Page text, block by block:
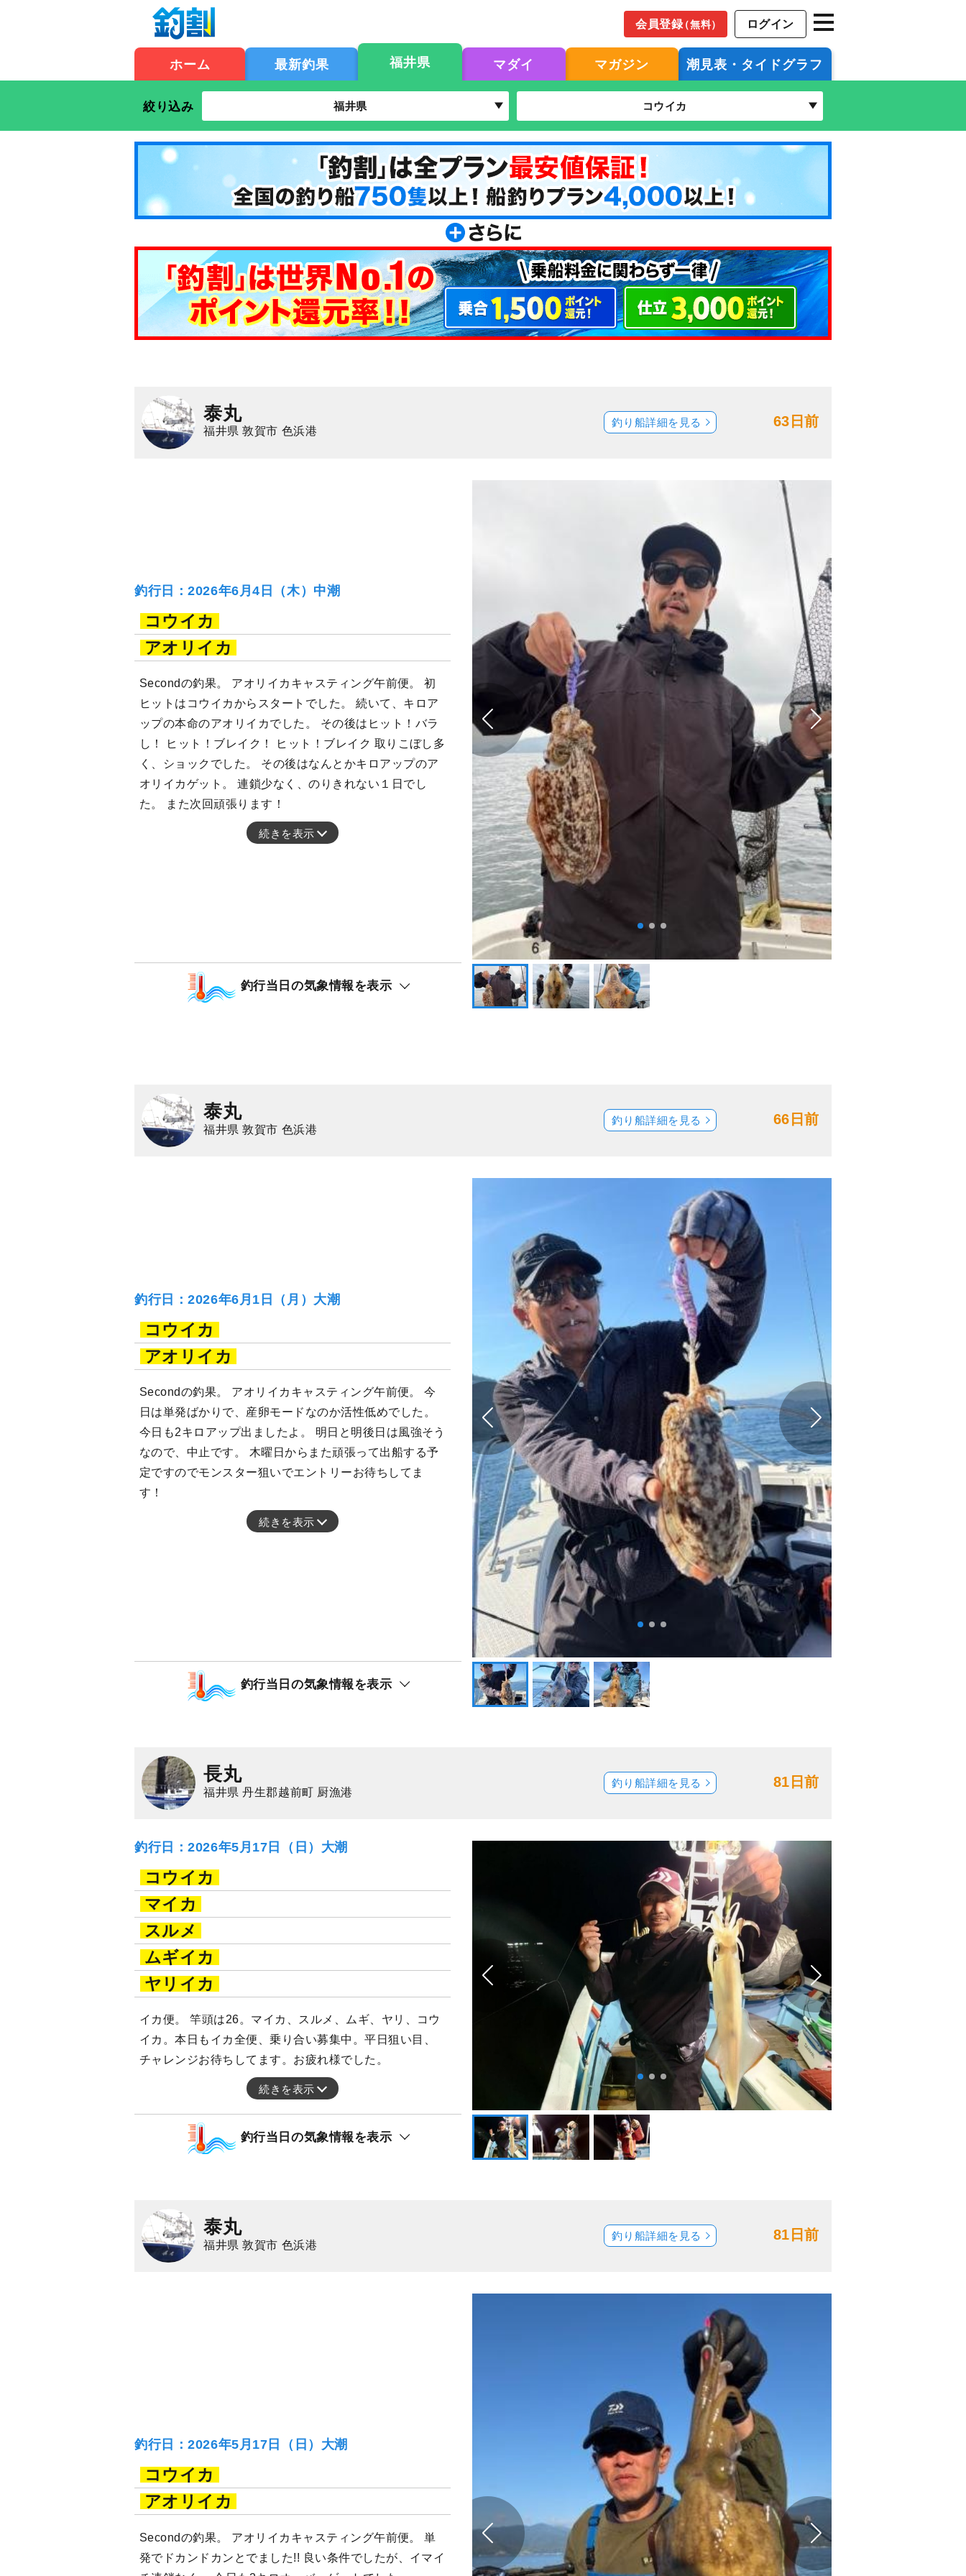
会員登録（無料） ログイン
ホーム 最新釣果 福井県 マダイ マガジン 潮見表・タイドグラフ
絞り込み 福井県 コウイカ
泰丸
福井県 敦賀市 色浜港
63日前
釣り船詳細を見る
釣行日：2026年6月4日（木）中潮
コウイカ
アオリイカ
Secondの釣果。 アオリイカキャスティング午前便。 初
ヒットはコウイカからスタートでした。 続いて、キロア
ップの本命のアオリイカでした。 その後はヒット！バラ
し！ ヒット！ブレイク！ ヒット！ブレイク 取りこぼし多
く、ショックでした。 その後はなんとかキロアップのア
オリイカゲット。 連鎖少なく、のりきれない１日でし
た。 また次回頑張ります！
続きを表示
釣行当日の気象情報を表示
泰丸
福井県 敦賀市 色浜港
66日前
釣り船詳細を見る
釣行日：2026年6月1日（月）大潮
コウイカ
アオリイカ
Secondの釣果。 アオリイカキャスティング午前便。 今
日は単発ばかりで、産卵モードなのか活性低めでした。
今日も2キロアップ出ましたよ。 明日と明後日は風強そう
なので、中止です。 木曜日からまた頑張って出船する予
定ですのでモンスター狙いでエントリーお待ちしてま
す！
続きを表示
釣行当日の気象情報を表示
長丸
福井県 丹生郡越前町 厨漁港
81日前
釣り船詳細を見る
釣行日：2026年5月17日（日）大潮
コウイカ
マイカ
スルメ
ムギイカ
ヤリイカ
イカ便。 竿頭は26。マイカ、スルメ、ムギ、ヤリ、コウ
イカ。本日もイカ全便、乗り合い募集中。平日狙い目、
チャレンジお待ちしてます。お疲れ様でした。
続きを表示
釣行当日の気象情報を表示
泰丸
福井県 敦賀市 色浜港
81日前
釣り船詳細を見る
釣行日：2026年5月17日（日）大潮
コウイカ
アオリイカ
Secondの釣果。 アオリイカキャスティング午前便。 単
発でドカンドカンとでました!! 良い条件でしたが、イマイ